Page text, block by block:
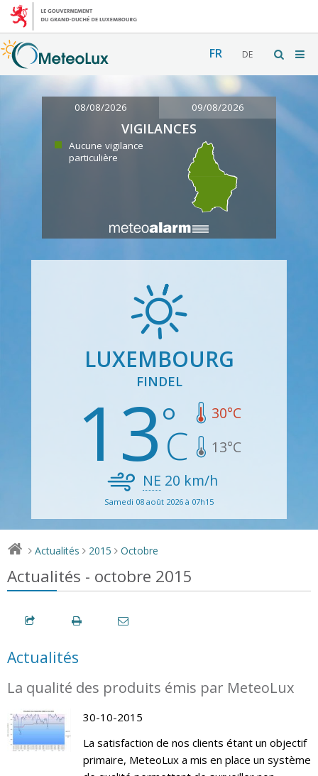
FR DE
08/08/2026 09/08/2026
VIGILANCES
Aucune vigilance
particulière
LUXEMBOURG
FINDEL
13 30°C
13°C
NE 20 km/h
Samedi 08 août 2026 à 07h15
> Actualités > 2015 > Octobre
Actualités - octobre 2015
Actualités
La qualité des produits émis par MeteoLux
30-10-2015
La satisfaction de nos clients étant un objectif
primaire, MeteoLux a mis en place un système